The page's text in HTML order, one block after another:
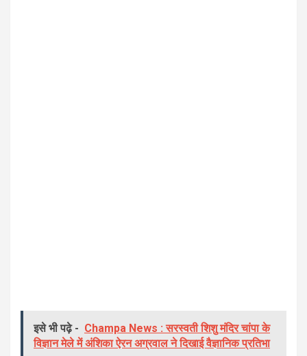
इसे भी पढ़े - Champa News : सरस्वती शिशु मंदिर चांपा के
विज्ञान मेले में अंशिका ऐरन अग्रवाल ने दिखाई वैज्ञानिक प्रतिभा